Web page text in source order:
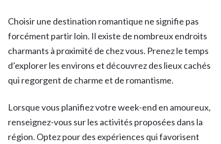
Choisir une destination romantique ne signifie pas
forcément partir loin. Il existe de nombreux endroits
charmants à proximité de chez vous. Prenez le temps
d’explorer les environs et découvrez des lieux cachés
qui regorgent de charme et de romantisme.
Lorsque vous planifiez votre week-end en amoureux,
renseignez-vous sur les activités proposées dans la
région. Optez pour des expériences qui favorisent